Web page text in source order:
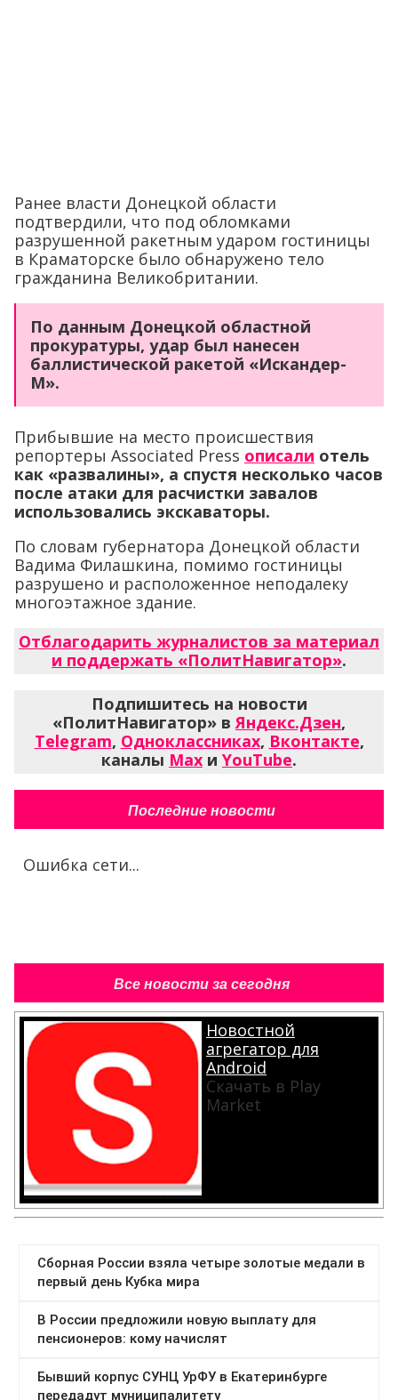
Ранее власти Донецкой области
подтвердили, что под обломками
разрушенной ракетным ударом гостиницы
в Краматорске было обнаружено тело
гражданина Великобритании.
По данным Донецкой областной
прокуратуры, удар был нанесен
баллистической ракетой «Искандер-
М».
Прибывшие на место происшествия
репортеры Associated Press описали отель
как «развалины», а спустя несколько часов
после атаки для расчистки завалов
использовались экскаваторы.
По словам губернатора Донецкой области
Вадима Филашкина, помимо гостиницы
разрушено и расположенное неподалеку
многоэтажное здание.
Отблагодарить журналистов за материал
и поддержать «ПолитНавигатор».
Подпишитесь на новости
«ПолитНавигатор» в Яндекс.Дзен,
Telegram, Одноклассниках, Вконтакте,
каналы Max и YouTube.
Последние новости
Ошибка сети...
Все новости за сегодня
Новостной
агрегатор для
Android
Скачать в Play
Market